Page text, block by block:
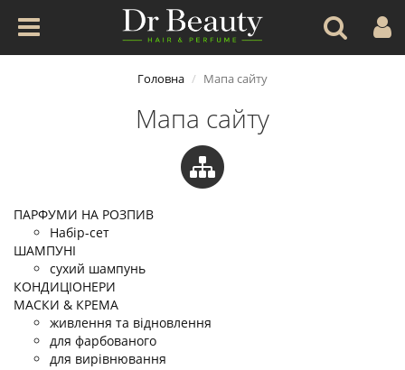
Головна Мапа сайту
Мапа сайту
ПАРФУМИ НА РОЗПИВ
Набір-сет
ШАМПУНІ
сухий шампунь
КОНДИЦІОНЕРИ
МАСКИ & КРЕМА
живлення та вiдновлення
для фарбованого
для вирівнювання